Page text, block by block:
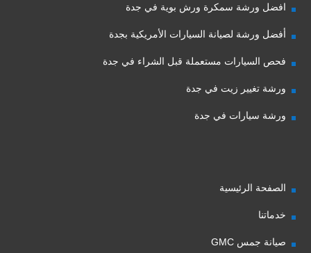
افضل ورشة سمكرة ورش بوية في جدة
أفضل ورشة لصيانة السيارات الأمريكية بجدة
فحص السيارات مستعملة قبل الشراء في جدة
ورشة تغيير زيت في جدة
ورشة سيارات في جدة
الصفحة الرئيسية
خدماتنا
صيانة جمس GMC